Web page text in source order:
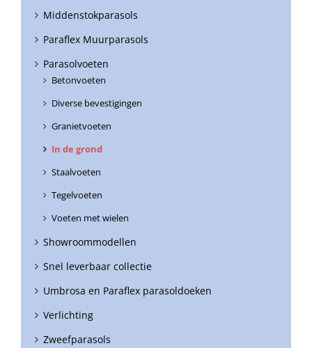
Middenstokparasols
Paraflex Muurparasols
Parasolvoeten
Betonvoeten
Diverse bevestigingen
Granietvoeten
In de grond
Staalvoeten
Tegelvoeten
Voeten met wielen
Showroommodellen
Snel leverbaar collectie
Umbrosa en Paraflex parasoldoeken
Verlichting
Zweefparasols